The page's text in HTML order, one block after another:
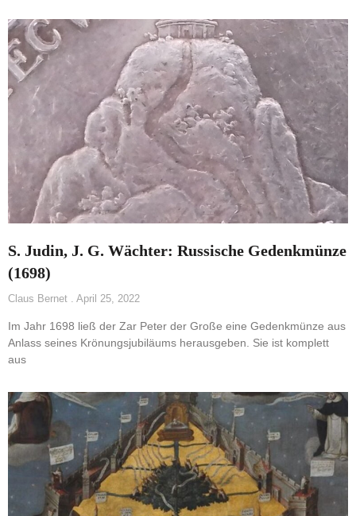
S. Judin, J. G. Wächter: Russische Gedenkmünze
(1698)
Claus Bernet April 25, 2022
Im Jahr 1698 ließ der Zar Peter der Große eine Gedenkmünze aus
Anlass seines Krönungsjubiläums herausgeben. Sie ist komplett
aus